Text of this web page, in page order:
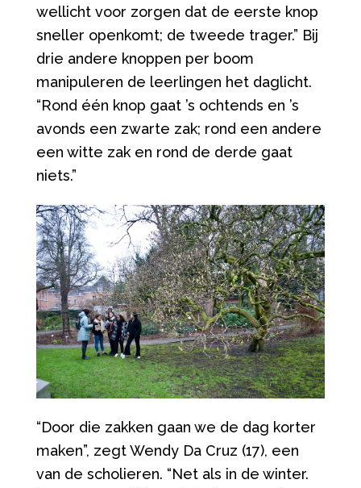
wellicht voor zorgen dat de eerste knop
sneller openkomt; de tweede trager.” Bij
drie andere knoppen per boom
manipuleren de leerlingen het daglicht.
“Rond één knop gaat ’s ochtends en ’s
avonds een zwarte zak; rond een andere
een witte zak en rond de derde gaat
niets.”
“Door die zakken gaan we de dag korter
maken”, zegt Wendy Da Cruz (17), een
van de scholieren. “Net als in de winter.